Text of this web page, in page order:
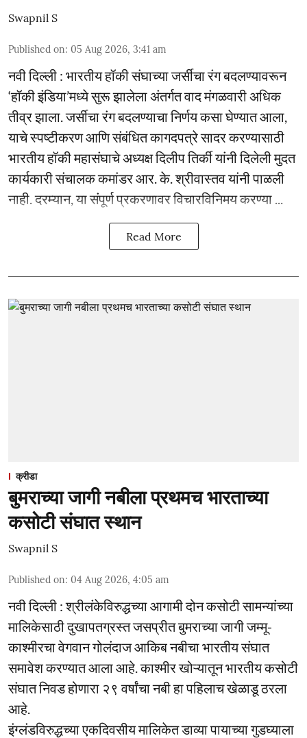
Swapnil S
Published on: 05 Aug 2026, 3:41 am
नवी दिल्ली : भारतीय हॉकी संघाच्या जर्सीचा रंग बदलण्यावरून
‘हॉकी इंडिया’मध्ये सुरू झालेला अंतर्गत वाद मंगळवारी अधिक
तीव्र झाला. जर्सीचा रंग बदलण्याचा निर्णय कसा घेण्यात आला,
याचे स्पष्टीकरण आणि संबंधित कागदपत्रे सादर करण्यासाठी
भारतीय हॉकी महासंघाचे अध्यक्ष दिलीप तिर्की यांनी दिलेली मुदत
कार्यकारी संचालक कमांडर आर. के. श्रीवास्तव यांनी पाळली
नाही. दरम्यान, या संपूर्ण प्रकरणावर विचारविनिमय करण्या ...
Read More
क्रीडा
बुमराच्या जागी नबीला प्रथमच भारताच्या
कसोटी संघात स्थान
Swapnil S
Published on: 04 Aug 2026, 4:05 am
नवी दिल्ली : श्रीलंकेविरुद्धच्या आगामी दोन कसोटी सामन्यांच्या
मालिकेसाठी दुखापतग्रस्त जसप्रीत बुमराच्या जागी जम्मू-
काश्मीरचा वेगवान गोलंदाज आकिब नबीचा भारतीय संघात
समावेश करण्यात आला आहे. काश्मीर खोऱ्यातून भारतीय कसोटी
संघात निवड होणारा २९ वर्षांचा नबी हा पहिलाच खेळाडू ठरला
आहे.
इंग्लंडविरुद्धच्या एकदिवसीय मालिकेत डाव्या पायाच्या गुडघ्याला